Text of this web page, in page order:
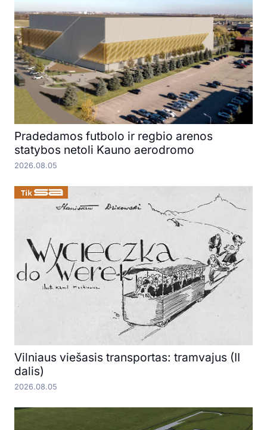
Pradedamos futbolo ir regbio arenos
statybos netoli Kauno aerodromo
2026.08.05
Vilniaus viešasis transportas: tramvajus (II
dalis)
2026.08.05